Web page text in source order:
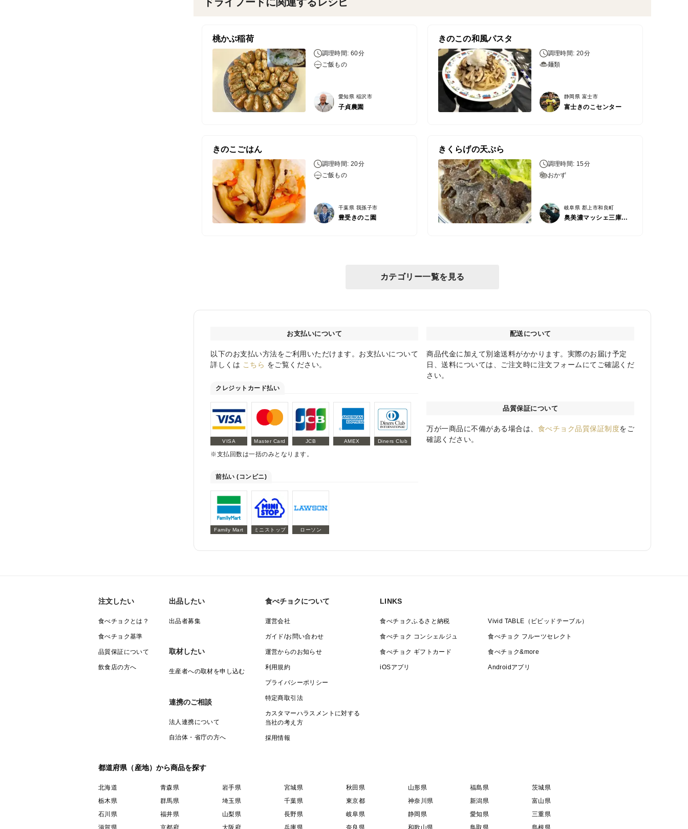
桃かぶ稲荷
調理時間: 60分
ご飯もの
愛知県 稲沢市
子貞農園
きのこの和風パスタ
調理時間: 20分
麺類
静岡県 富士市
富士きのこセンター
きのこごはん
調理時間: 20分
ご飯もの
千葉県 我孫子市
豊受きのこ園
きくらげの天ぷら
調理時間: 15分
おかず
岐阜県 郡上市和良町
奥美濃マッシェ三庫農場
カテゴリー一覧を見る
お支払いについて
以下のお支払い方法をご利用いただけます。お支払いについて
詳しくは こちら をご覧ください。
クレジットカード払い
VISA Master Card JCB AMEX Diners Club
※支払回数は一括のみとなります。
前払い (コンビニ)
Family Mart ミニストップ ローソン
配送について
商品代金に加えて別途送料がかかります。実際のお届け予定
日、送料については、ご注文時に注文フォームにてご確認くだ
さい。
品質保証について
万が一商品に不備がある場合は、 食べチョク品質保証制度をご
確認ください。
注文したい
食べチョクとは？
食べチョク基準
品質保証について
飲食店の方へ
出品したい
出品者募集
取材したい
生産者への取材を申し込む
連携のご相談
法人連携について
自治体・省庁の方へ
食べチョクについて
運営会社
ガイド/お問い合わせ
運営からのお知らせ
利用規約
プライバシーポリシー
特定商取引法
カスタマーハラスメントに対する
当社の考え方
採用情報
LINKS
食べチョクふるさと納税 Vivid TABLE（ビビッドテーブル）
食べチョク コンシェルジュ 食べチョク フルーツセレクト
食べチョク ギフトカード 食べチョク&more
iOSアプリ Androidアプリ
都道府県（産地）から商品を探す
北海道 青森県 岩手県 宮城県 秋田県 山形県 福島県
茨城県
栃木県
群馬県 埼玉県 千葉県 東京都 神奈川県 新潟県
富山県
石川県
福井県 山梨県 長野県 岐阜県 静岡県 愛知県
三重県
滋賀県
京都府 大阪府 兵庫県 奈良県 和歌山県 鳥取県 島根県